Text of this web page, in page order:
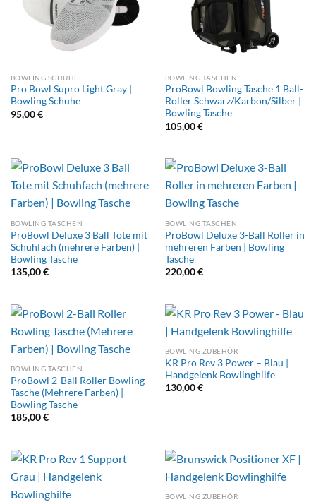
BOWLING SCHUHE
Pro Bowl Supro Light Gray |
Bowling Schuhe
95,00€
BOWLING TASCHEN
ProBowl Bowling Tasche 1 Ball-
Roller Schwarz/Karbon/Silber |
Bowling Tasche
105,00€
BOWLING TASCHEN
ProBowl Deluxe 3 Ball Tote mit
Schuhfach (mehrere Farben) |
Bowling Tasche
135,00€
BOWLING TASCHEN
ProBowl Deluxe 3-Ball Roller in
mehreren Farben | Bowling
Tasche
220,00€
BOWLING TASCHEN
ProBowl 2-Ball Roller Bowling
Tasche (Mehrere Farben) |
Bowling Tasche
185,00€
BOWLING ZUBEHÖR
KR Pro Rev 3 Power – Blau |
Handgelenk Bowlinghilfe
130,00€
BOWLING ZUBEHÖR